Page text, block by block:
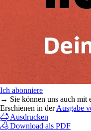
Ich abonniere
→ Sie können uns auch mit
Erschienen in derAusgabe
Ausdrucken
Download als PDF